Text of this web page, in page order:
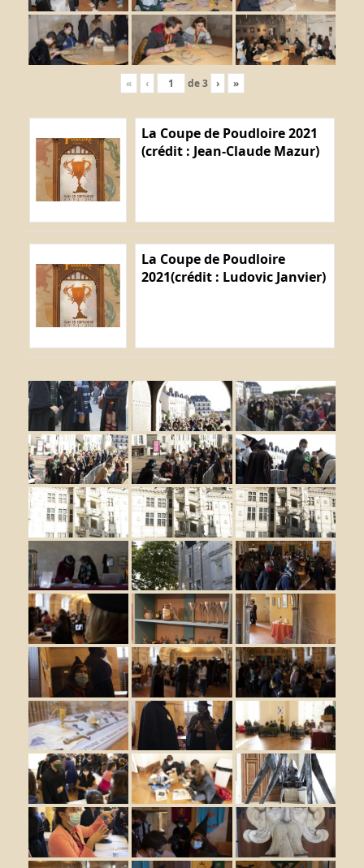
« ‹ de3 › »
La Coupe de Poudloire 2021
(crédit : Jean-Claude Mazur)
La Coupe de Poudloire
2021(crédit : Ludovic Janvier)